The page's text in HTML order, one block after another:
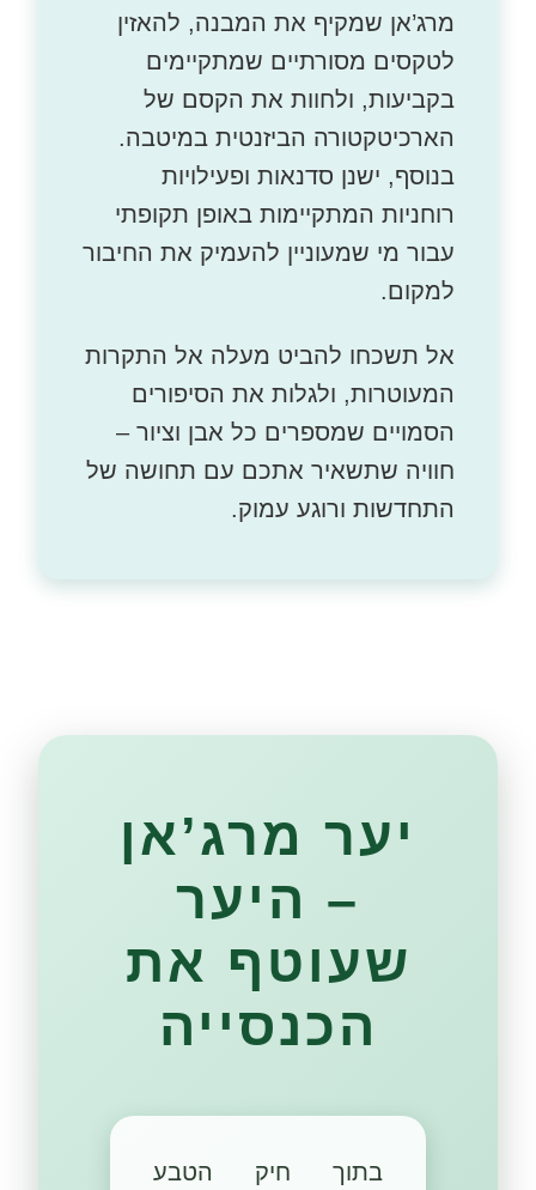
מרג’אן שמקיף את המבנה, להאזין
לטקסים מסורתיים שמתקיימים
בקביעות, ולחוות את הקסם של
הארכיטקטורה הביזנטית במיטבה.
בנוסף, ישנן סדנאות ופעילויות
רוחניות המתקיימות באופן תקופתי
עבור מי שמעוניין להעמיק את החיבור
למקום.
אל תשכחו להביט מעלה אל התקרות
המעוטרות, ולגלות את הסיפורים
הסמויים שמספרים כל אבן וציור –
חוויה שתשאיר אתכם עם תחושה של
התחדשות ורוגע עמוק.
יער מרג’אן
– היער
שעוטף את
הכנסייה
בתוך חיק הטבע